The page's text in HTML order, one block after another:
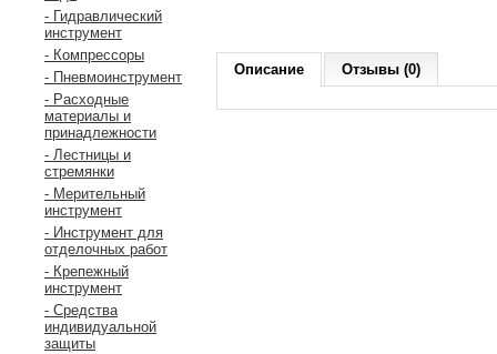
- Гидравлический
инструмент
- Компрессоры
- Пневмоинструмент
- Расходные
материалы и
принадлежности
- Лестницы и
стремянки
- Мерительный
инструмент
- Инструмент для
отделочных работ
- Крепежный
инструмент
- Средства
индивидуальной
защиты
Описание Отзывы (0)